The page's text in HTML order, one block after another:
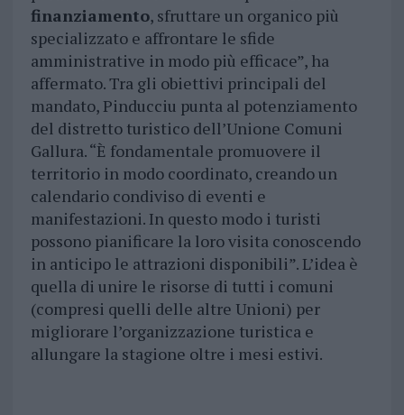
finanziamento, sfruttare un organico più
specializzato e affrontare le sfide
amministrative in modo più efficace”, ha
affermato. Tra gli obiettivi principali del
mandato, Pinducciu punta al potenziamento
del distretto turistico dell’Unione Comuni
Gallura. “È fondamentale promuovere il
territorio in modo coordinato, creando un
calendario condiviso di eventi e
manifestazioni. In questo modo i turisti
possono pianificare la loro visita conoscendo
in anticipo le attrazioni disponibili”. L’idea è
quella di unire le risorse di tutti i comuni
(compresi quelli delle altre Unioni) per
migliorare l’organizzazione turistica e
allungare la stagione oltre i mesi estivi.